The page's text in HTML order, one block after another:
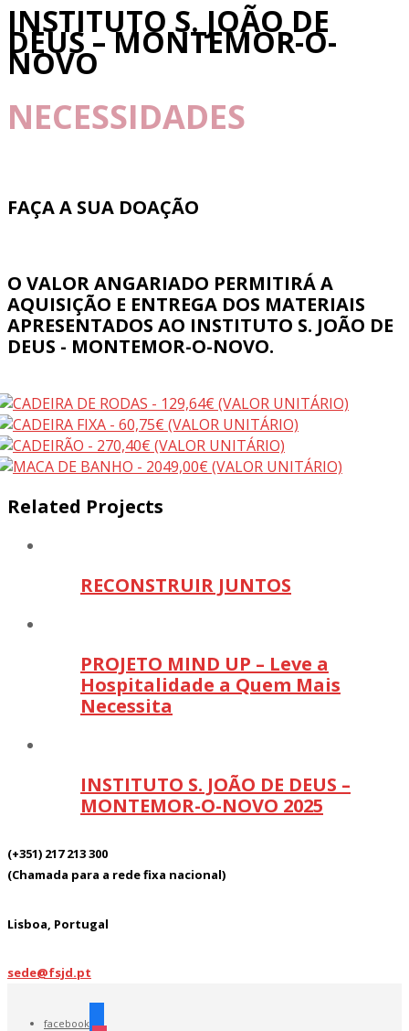
INSTITUTO S. JOÃO DE
DEUS – MONTEMOR-O-
NOVO
NECESSIDADES
FAÇA A SUA DOAÇÃO
O VALOR ANGARIADO PERMITIRÁ A
AQUISIÇÃO E ENTREGA DOS MATERIAIS
APRESENTADOS AO INSTITUTO S. JOÃO DE
DEUS - MONTEMOR-O-NOVO.
Related Projects
RECONSTRUIR JUNTOS
PROJETO MIND UP – Leve a
Hospitalidade a Quem Mais
Necessita
INSTITUTO S. JOÃO DE DEUS –
MONTEMOR-O-NOVO 2025
(+351) 217 213 300
(Chamada para a rede fixa nacional)
Lisboa, Portugal
sede@fsjd.pt
facebook